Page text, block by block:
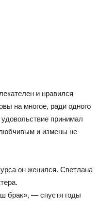
и нравился
на многое, ради одного
принимал
и измены не
он женился. Светлана
брак», — спустя годы